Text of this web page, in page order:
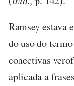
Ramsey estava
do uso do
conectivas
aplicada a